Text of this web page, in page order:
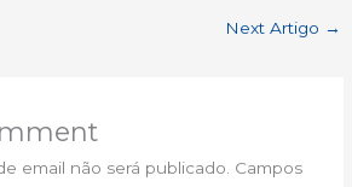
Next Artigo →
email não será publicado. Campos